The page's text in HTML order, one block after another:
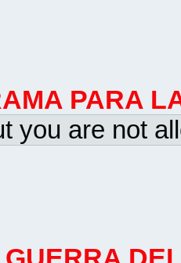
PARA
you are not